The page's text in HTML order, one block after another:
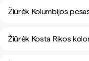
Žiūrėk Kolumbijos
Žiūrėk Kosta Rikos